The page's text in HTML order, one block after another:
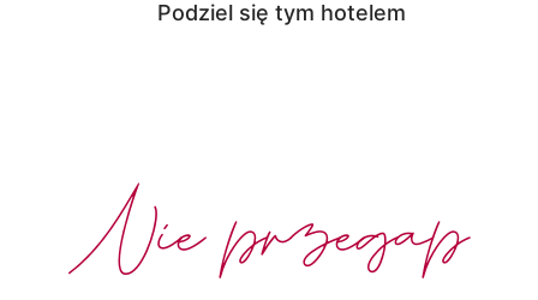
Podziel się tym hotelem
Nie przegap